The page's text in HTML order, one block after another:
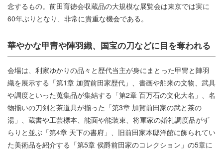
念するもの。前田育徳会収蔵品の大規模な展覧会は東京では実に
60年ぶりとなり、非常に貴重な機会である。
華やかな甲冑や陣羽織、国宝の刀などに目を奪われる
会場は、利家ゆかりの品々と歴代当主が身にまとった甲冑と陣羽
織を展示する「第1章 加賀前田家歴代」、書画や舶来の文物、武具
や調度といった蒐集品が集結する「第2章 百万石の文化大名」、名
物揃いの刀剣と茶道具が揃った「第3章 加賀前田家の武と茶の
湯」、蔵書や工芸標本、能面や能装束、将軍家の婚礼調度品がず
らりと並ぶ「第4章 天下の書府」、旧前田家本邸洋館に飾られてい
た美術品を紹介する「第5章 侯爵前田家のコレクション」の5章に